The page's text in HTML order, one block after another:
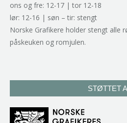
ons og fre: 12-17 | tor 12-18
lør: 12-16 | søn – tir: stengt
Norske Grafikere holder stengt alle
påskeuken og romjulen.
STØTTET